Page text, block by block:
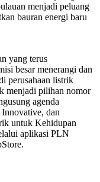
menjadi peluang
bauran energi baru
yang terus
besar menerangi dan
perusahaan listrik
menjadi pilihan nomor
agenda
dan
untuk Kehidupan
aplikasi PLN